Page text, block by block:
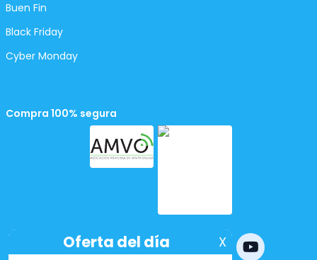
Buen Fin
Black Friday
Cyber Monday
Compra 100% segura